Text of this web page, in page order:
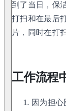
到了当日，保
打扫和在最后
片，同时在打
工作流程
因为担